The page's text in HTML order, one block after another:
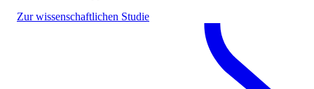
Zur wissenschaftlichen Studie